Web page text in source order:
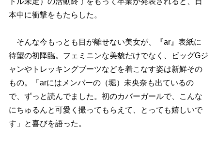
本中に衝撃をもたらした。
そんな今もっとも目が離せない美女が、『ar』表紙に
待望の初降臨。フェミニンな美貌だけでなく、ビッグGジ
ャンやトレッキングブーツなどを着こなす姿は新鮮その
もの。「arにはメンバーの（堀）未央奈も出ているの
で、ずっと読んでました。初のカバーガールで、こんな
にちゅるんと可愛く撮ってもらえて、とっても嬉しいで
す」と喜びを語った。